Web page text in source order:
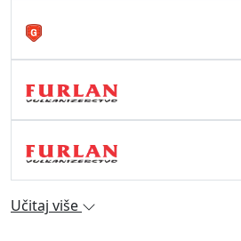
Učitaj više